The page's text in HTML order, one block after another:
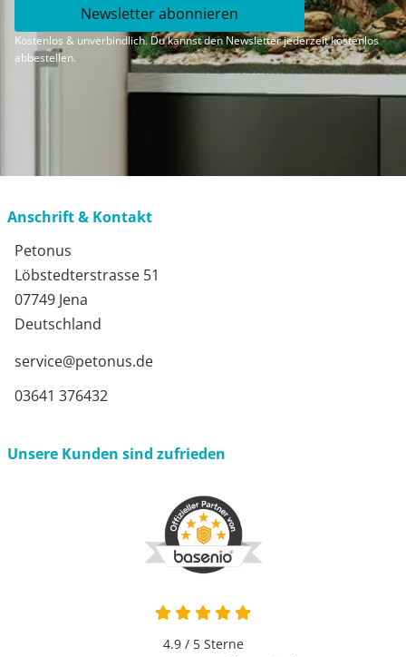
Newsletter abonnieren
Kostenlos & unverbindlich. Du kannst den Newsletter jederzeit kostenlos
abbestellen.
Anschrift & Kontakt
Petonus
Löbstedterstrasse 51
07749 Jena
Deutschland
service@petonus.de
03641 376432
Unsere Kunden sind zufrieden
4.9 von 5
4.9 / 5Sterne